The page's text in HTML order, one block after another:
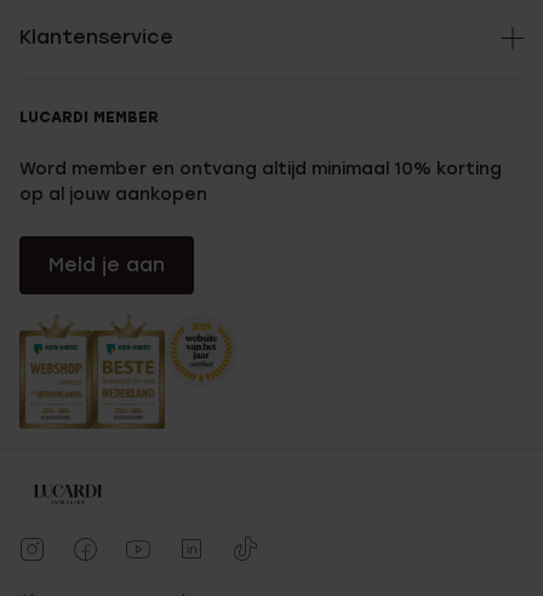
Klantenservice
LUCARDI MEMBER
Word member en ontvang altijd minimaal 10% korting
op al jouw aankopen
Meld je aan